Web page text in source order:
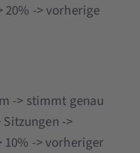
-> vorherige
-> stimmt genau
->
-> vorheriger